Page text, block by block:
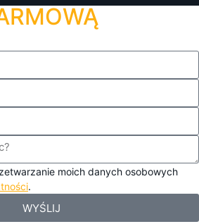
moich danych osobowych
.
WYŚLIJ